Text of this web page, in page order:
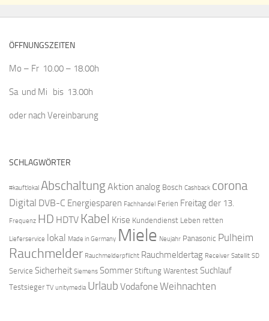
ÖFFNUNGSZEITEN
Mo – Fr 10.00 – 18.00h
Sa und Mi bis 13.00h
oder nach Vereinbarung
SCHLAGWÖRTER
#kauftlokal Abschaltung Aktion analog Bosch Cashback corona
Digital DVB-C Energiesparen Fachhandel Ferien Freitag der 13.
Frequenz HD HDTV Kabel Krise Kundendienst Leben retten
Lieferservice lokal Made in Germany Miele Neujahr Panasonic Pulheim
Rauchmelder Rauchmelderpflicht Rauchmeldertag Receiver Satellit SD
Service Sicherheit Siemens Sommer Stiftung Warentest Suchlauf
Testsieger TV unitymedia Urlaub VodafoneWeihnachten